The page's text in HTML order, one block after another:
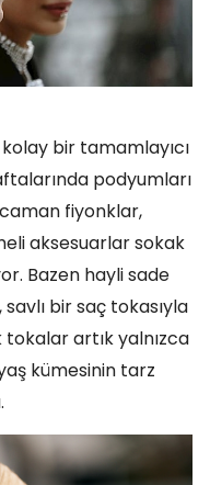
bir tamamlayıcı
podyumları
fiyonklar,
aksesuarlar sokak
Bazen hayli sade
bir saç tokasıyla
tokalar artık yalnızca
kümesinin tarz